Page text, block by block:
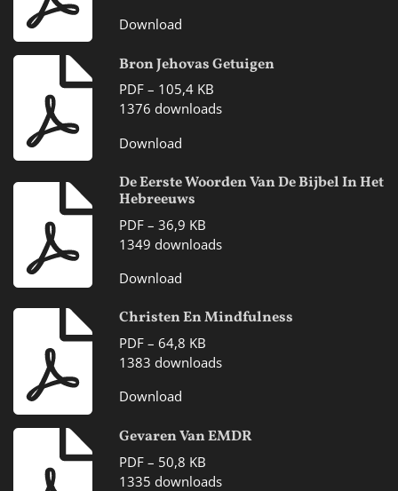
Download
Bron Jehovas Getuigen
PDF – 105,4 KB
1376 downloads
Download
De Eerste Woorden Van De Bijbel In Het
Hebreeuws
PDF – 36,9 KB
1349 downloads
Download
Christen En Mindfulness
PDF – 64,8 KB
1383 downloads
Download
Gevaren Van EMDR
PDF – 50,8 KB
1335 downloads